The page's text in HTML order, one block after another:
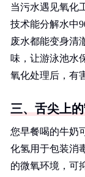
当污水遇见氧化
技术能分解水中
废水都能变身清
味，让游泳池水
氧化处理后，有
三、舌尖上
您早餐喝的牛奶
化氢用于包装消
的微氧环境，可